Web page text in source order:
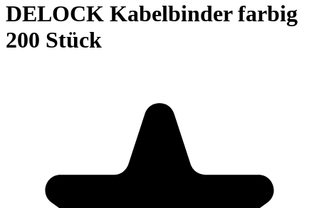
DELOCK Kabelbinder farbig
200 Stück